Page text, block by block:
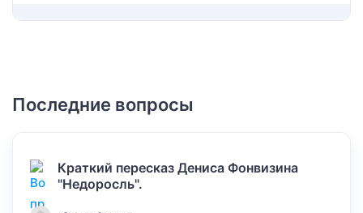
Последние вопросы
Краткий пересказ Дениса Фонвизина
"Недоросль".